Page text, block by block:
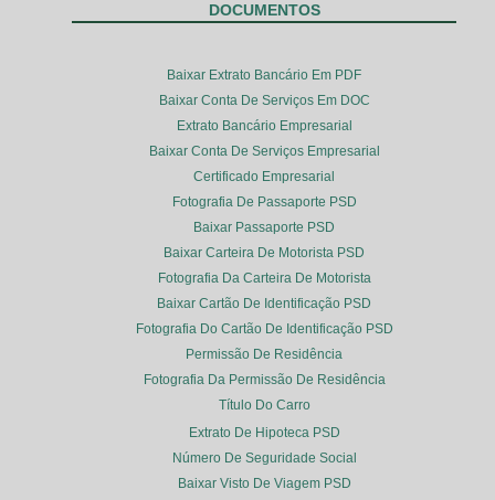
DOCUMENTOS
Baixar Extrato Bancário Em PDF
Baixar Conta De Serviços Em DOC
Extrato Bancário Empresarial
Baixar Conta De Serviços Empresarial
Certificado Empresarial
Fotografia De Passaporte PSD
Baixar Passaporte PSD
Baixar Carteira De Motorista PSD
Fotografia Da Carteira De Motorista
Baixar Cartão De Identificação PSD
Fotografia Do Cartão De Identificação PSD
Permissão De Residência
Fotografia Da Permissão De Residência
Título Do Carro
Extrato De Hipoteca PSD
Número De Seguridade Social
Baixar Visto De Viagem PSD